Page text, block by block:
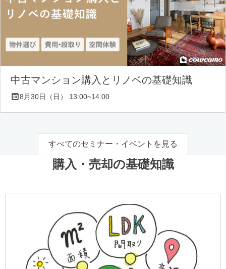
中古マンション購入とリノベの基礎知識
8月30日（日） 13:00~14:00
すべてのセミナー・イベントを見る
購入・売却の基礎知識